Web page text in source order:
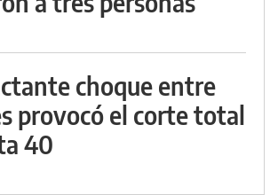
choque entre
provocó el corte total
40